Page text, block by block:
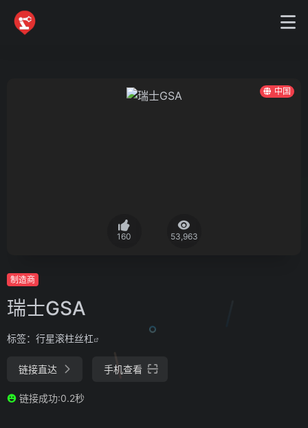
中国
160 53,963
制造商
瑞士GSA
标签： 行星滚柱丝杠
链接直达 手机查看
链接成功:0.2秒